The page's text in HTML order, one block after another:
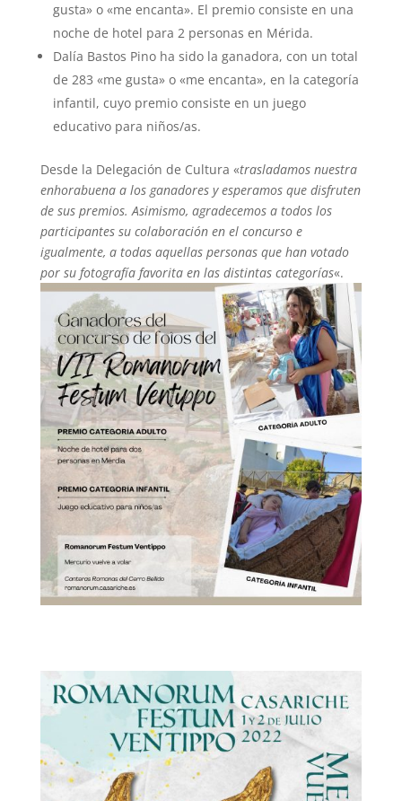
gusta» o «me encanta». El premio consiste en una
noche de hotel para 2 personas en Mérida.
Dalía Bastos Pino ha sido la ganadora, con un total
de 283 «me gusta» o «me encanta», en la categoría
infantil, cuyo premio consiste en un juego
educativo para niños/as.
Desde la Delegación de Cultura «trasladamos nuestra
enhorabuena a los ganadores y esperamos que disfruten
de sus premios. Asimismo, agradecemos a todos los
participantes su colaboración en el concurso e
igualmente, a todas aquellas personas que han votado
por su fotografía favorita en las distintas categorías«.